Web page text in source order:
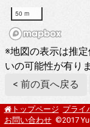
50 m
※地図の表示は推
いの可能性が有りま
< 前の頁へ戻る
トップページ プライ
お問い合わせ ©2017